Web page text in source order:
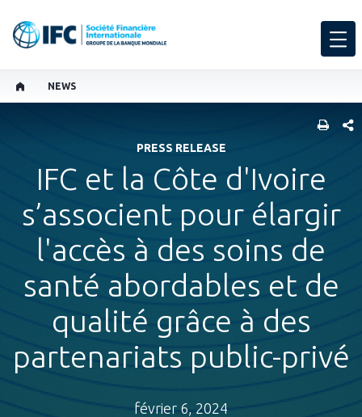
NEWS
PRESS RELEASE
IFC et la Côte d'Ivoire
s’associent pour élargir
l'accès à des soins de
santé abordables et de
qualité grâce à des
partenariats public-privé
février 6, 2024